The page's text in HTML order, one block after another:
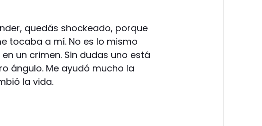
quedás shockeado, porque
tocaba a mí. No es lo mismo
un crimen. Sin dudas uno está
ángulo. Me ayudó mucho la
la vida.